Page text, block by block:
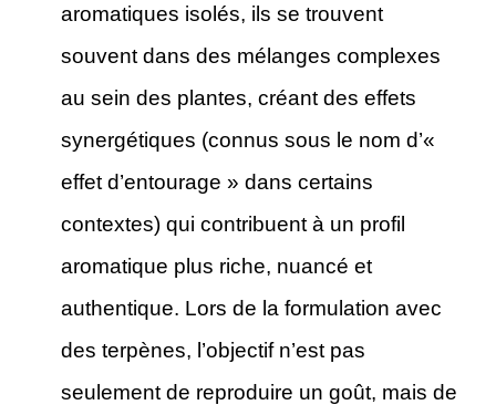
aromatiques isolés, ils se trouvent
souvent dans des mélanges complexes
au sein des plantes, créant des effets
synergétiques (connus sous le nom d’«
effet d’entourage » dans certains
contextes) qui contribuent à un profil
aromatique plus riche, nuancé et
authentique. Lors de la formulation avec
des terpènes, l’objectif n’est pas
seulement de reproduire un goût, mais de